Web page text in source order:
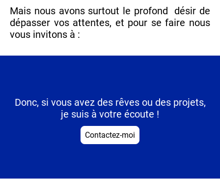
Mais nous avons surtout le profond désir de
dépasser vos attentes, et pour se faire nous
vous invitons à :
Donc, si vous avez des rêves ou des projets,
je suis à votre écoute !
Contactez-moi